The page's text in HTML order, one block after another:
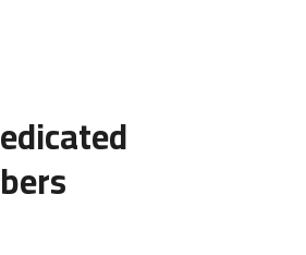
edicated
bers